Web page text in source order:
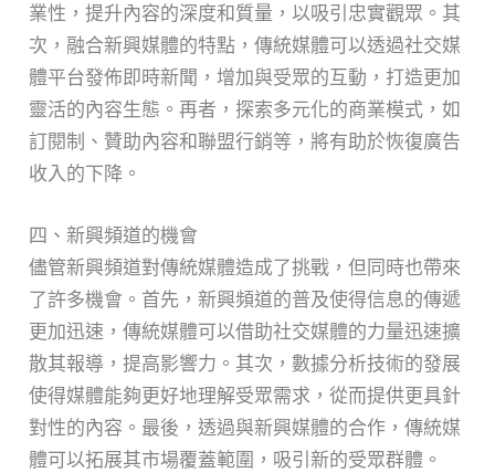
業性，提升內容的深度和質量，以吸引忠實觀眾。其
次，融合新興媒體的特點，傳統媒體可以透過社交媒
體平台發佈即時新聞，增加與受眾的互動，打造更加
靈活的內容生態。再者，探索多元化的商業模式，如
訂閱制、贊助內容和聯盟行銷等，將有助於恢復廣告
收入的下降。
四、新興頻道的機會
儘管新興頻道對傳統媒體造成了挑戰，但同時也帶來
了許多機會。首先，新興頻道的普及使得信息的傳遞
更加迅速，傳統媒體可以借助社交媒體的力量迅速擴
散其報導，提高影響力。其次，數據分析技術的發展
使得媒體能夠更好地理解受眾需求，從而提供更具針
對性的內容。最後，透過與新興媒體的合作，傳統媒
體可以拓展其市場覆蓋範圍，吸引新的受眾群體。